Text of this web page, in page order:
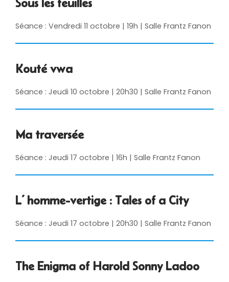
Sous les feuilles
Séance : Vendredi 11 octobre | 19h | Salle Frantz Fanon
Kouté vwa
Séance : Jeudi 10 octobre | 20h30 | Salle Frantz Fanon
Ma traversée
Séance : Jeudi 17 octobre | 16h | Salle Frantz Fanon
L’ homme-vertige : Tales of a City
Séance : Jeudi 17 octobre | 20h30 | Salle Frantz Fanon
The Enigma of Harold Sonny Ladoo